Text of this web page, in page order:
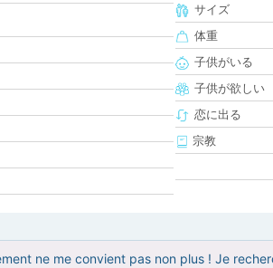
サイズ
体重
子供がいる
子供が欲しい
恋に出る
宗教
ne me convient pas non plus ! Je